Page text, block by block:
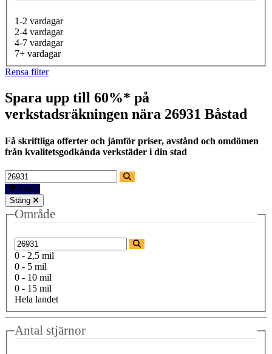
1-2 vardagar
2-4 vardagar
4-7 vardagar
7+ vardagar
Rensa filter
Spara upp till 60%* på
verkstadsräkningen nära 26931 Båstad
Få skriftliga offerter och jämför priser, avstånd och omdömen
från kvalitetsgodkända verkstäder i din stad
Filter
Stäng
Område
0 - 2,5 mil
0 - 5 mil
0 - 10 mil
0 - 15 mil
Hela landet
Antal stjärnor